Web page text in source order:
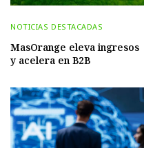
NOTICIAS DESTACADAS
MasOrange eleva ingresos
y acelera en B2B